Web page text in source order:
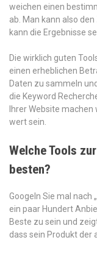
weichen einen
ab. Man kann also
kann die Ergebnisse
Die wirklich guten
einen erheblichen
Daten zu sammeln
die Keyword
Ihrer Website
wert sein.
Welche Tools
besten?
Googeln Sie mal nach
ein paar Hundert
Beste zu sein und
dass sein Produkt der